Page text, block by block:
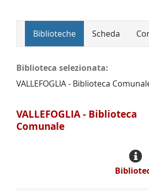
Biblioteche Scheda
Biblioteca selezionata:
VALLEFOGLIA - Biblioteca
VALLEFOGLIA - Biblioteca
Comunale